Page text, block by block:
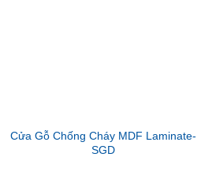
Cửa Gỗ Chống Cháy MDF Laminate-
SGD